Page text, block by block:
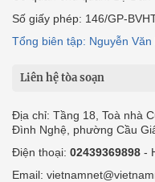
Số giấy phép: 146/GP-
Tổng biên tập: Nguyễn Văn
Liên hệ tòa soạn
Địa chỉ: Tầng 18, Toà nhà
Đình Nghệ, phường Cầu
Điện thoại: 02439369898 -
Email: